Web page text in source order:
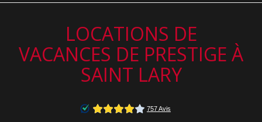
LOCATIONS DE
VACANCES DE PRESTIGE À
SAINT LARY